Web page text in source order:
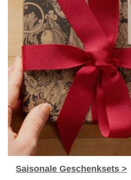
Saisonale Geschenksets >